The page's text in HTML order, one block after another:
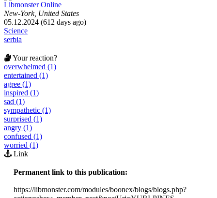
Libmonster Online
New-York, United States
05.12.2024 (612 days ago)
Science
serbia
Your reaction?
overwhelmed (1)
entertained (1)
agree (1)
inspired (1)
sad (1)
sympathetic (1)
surprised (1)
angry (1)
confused (1)
worried (1)
Link
Permanent link to this publication:
https://libmonster.com/modules/boonex/blogs/blogs.php?